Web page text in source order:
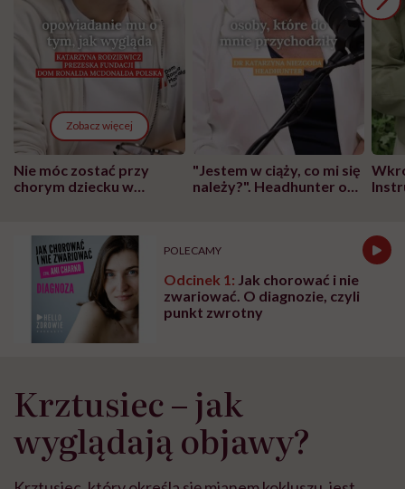
Zobacz więcej
Nie móc zostać przy
chorym dziecku w
może chyba tylko
głupota i brak
wyobraźni"
"Jestem w ciąży, co mi się
należy?". Headhunter o
POLECAMY
Odcinek 1: Jak chorować i nie
zwariować. O diagnozie, czyli
punkt zwrotny
Krztusiec – jak
wyglądają objawy?